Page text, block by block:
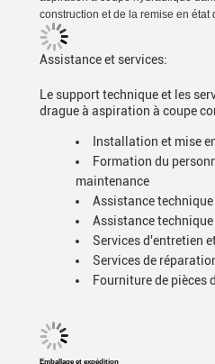
construction et de la remise en état
Assistance et services:
Le support technique et les
drague à aspiration à coupe
Installation et mise
Formation du
maintenance
Assistance
Assistance
Services d'entretien
Services de
Fourniture de pièces
Emballage et expédition